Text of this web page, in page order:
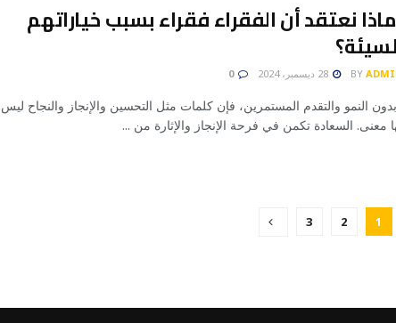
نعتقد أن الفقراء فقراء بسبب خياراتهم
BY
0
النمو والتقدم المستمرين، فإن كلمات مثل التحسين والإنجاز والنجاح ليس
معنى. السعادة تكمن في فرحة الإنجاز والإثارة من ...
1
2
3